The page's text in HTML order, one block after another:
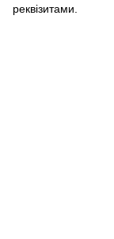
реквізитами.